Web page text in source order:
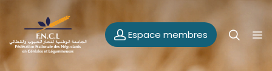
Espace membres